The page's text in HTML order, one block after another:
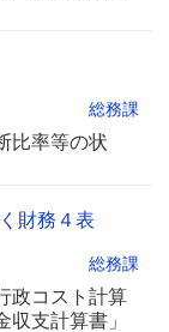
総務課
比率等の状
財務４表
総務課
政コスト計算
支計算書」